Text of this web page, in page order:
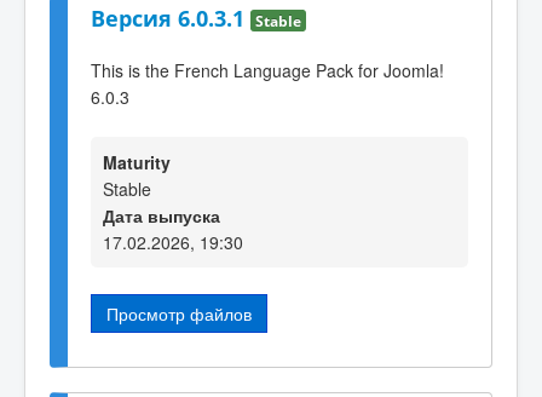
Версия 6.0.3.1 Stable
This is the French Language Pack for Joomla!
6.0.3
Maturity
Stable
Дата выпуска
17.02.2026, 19:30
Просмотр файлов